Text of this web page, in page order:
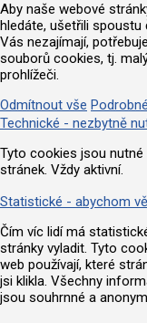
Aby naše webové
hledáte, ušetřili spoustu
Vás nezajímají,
souborů cookies, tj.
prohlížeči.
Odmítnout vše
Technické - nezbytně
Tyto cookies jsou
stránek. Vždy aktivní.
Statistické - abychom
Čím víc lidí má
stránky vyladit. Tyto
web používají, které
jsi klikla. Všechny
jsou souhrnné a